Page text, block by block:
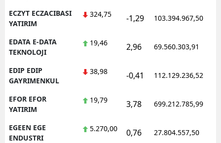
ECZYT ECZACIBASI
YATIRIM
324,75 -1,29 103.394.967,50
EDATA E-DATA
TEKNOLOJI
19,46 2,96 69.560.303,91
EDIP EDIP
GAYRIMENKUL
38,98 -0,41 112.129.236,52
EFOR EFOR
YATIRIM
19,79 3,78 699.212.785,99
EGEEN EGE
ENDUSTRI
5.270,00 0,76 27.804.557,50